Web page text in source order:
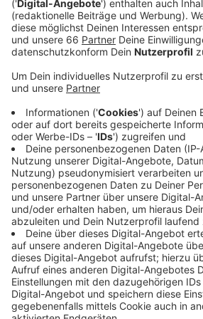
quasi jetzt!
Veröffentlicht:Donnerstag, 11.01.2024
Anzeige
Comedy
Atze Schröders Kaltstart 24: